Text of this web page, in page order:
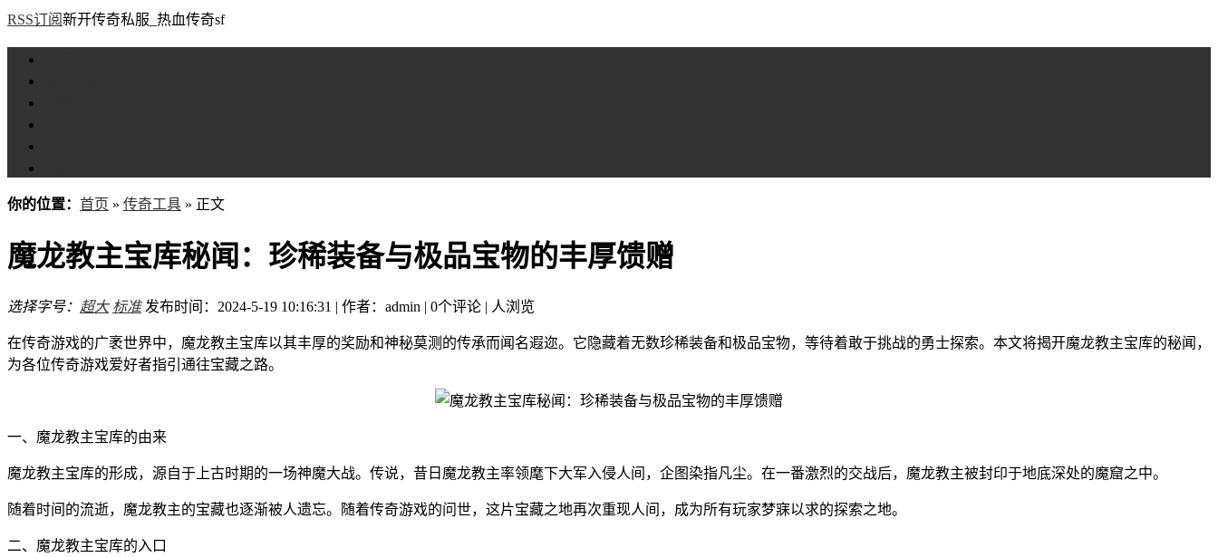
RSS订阅新开传奇私服_热血传奇sf
你的位置： 首页 » 传奇工具 » 正文
魔龙教主宝库秘闻：珍稀装备与极品宝物的丰厚馈赠
选择字号： 超大 标准 发布时间：2024-5-19 10:16:31 | 作者：admin | 0个评论 | 人浏览
在传奇游戏的广袤世界中，魔龙教主宝库以其丰厚的奖励和神秘莫测的传承而闻名遐迩。它隐藏着无数珍稀装备和极品宝物，等待着敢于挑战的勇士探索。本文将揭开魔龙教主宝库的秘闻，
为各位传奇游戏爱好者指引通往宝藏之路。
一、魔龙教主宝库的由来
魔龙教主宝库的形成，源自于上古时期的一场神魔大战。传说，昔日魔龙教主率领麾下大军入侵人间，企图染指凡尘。在一番激烈的交战后，魔龙教主被封印于地底深处的魔窟之中。
随着时间的流逝，魔龙教主的宝藏也逐渐被人遗忘。随着传奇游戏的问世，这片宝藏之地再次重现人间，成为所有玩家梦寐以求的探索之地。
二、魔龙教主宝库的入口